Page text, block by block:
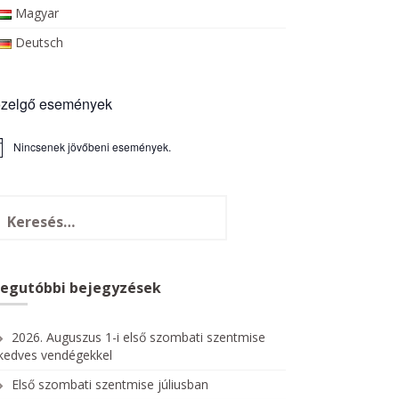
Magyar
Deutsch
események
Nincsenek jövőbeni események.
bejegyzések
2026. Auguszus 1-i első szombati szentmise
vendégekkel
Első szombati szentmise júliusban